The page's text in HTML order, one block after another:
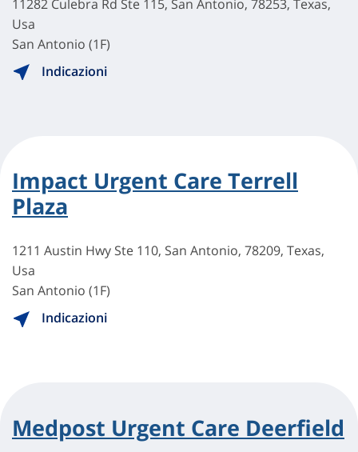
11282 Culebra Rd Ste 115, San Antonio, 78253, Texas,
Usa
San Antonio (1F)
Indicazioni
Impact Urgent Care Terrell
Plaza
1211 Austin Hwy Ste 110, San Antonio, 78209, Texas,
Usa
San Antonio (1F)
Indicazioni
Medpost Urgent Care Deerfield